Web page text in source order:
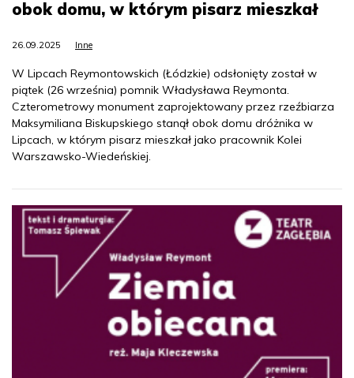
obok domu, w którym pisarz mieszkał
26.09.2025 Inne
W Lipcach Reymontowskich (Łódzkie) odsłonięty został w
piątek (26 września) pomnik Władysława Reymonta.
Czterometrowy monument zaprojektowany przez rzeźbiarza
Maksymiliana Biskupskiego stanął obok domu dróżnika w
Lipcach, w którym pisarz mieszkał jako pracownik Kolei
Warszawsko-Wiedeńskiej.